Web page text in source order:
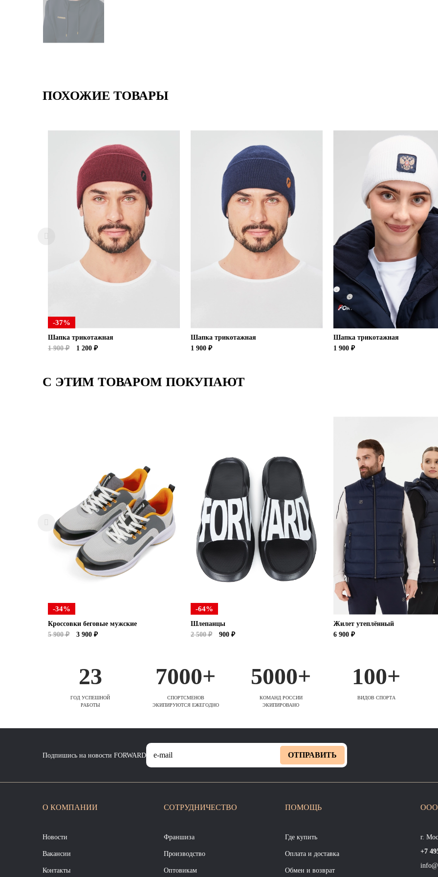
ПОХОЖИЕ ТОВАРЫ
-37%
Шапка трикотажная
1 900 ₽
1 200 ₽
Шапка трикотажная
1 900 ₽
Шапка трикотажная
1 900 ₽
С ЭТИМ ТОВАРОМ ПОКУПАЮТ
-34%
Кроссовки беговые мужские
5 900 ₽
3 900 ₽
-64%
Шлепанцы
2 500 ₽
900 ₽
Жилет утеплённый
6 900 ₽
23
ГОД УСПЕШНОЙ
РАБОТЫ
7000+
СПОРТСМЕНОВ
ЭКИПИРУЮТСЯ ЕЖЕГОДНО
5000+
КОМАНД РОССИИ
ЭКИПИРОВАНО
100+
ВИДОВ СПОРТА
Подпишись на новости FORWARD ОТПРАВИТЬ
О КОМПАНИИ
Новости
Вакансии
Контакты
СОТРУДНИЧЕСТВО
Франшиза
Производство
Оптовикам
ПОМОЩЬ
Где купить
Оплата и доставка
Обмен и возврат
ООО
г.
+7